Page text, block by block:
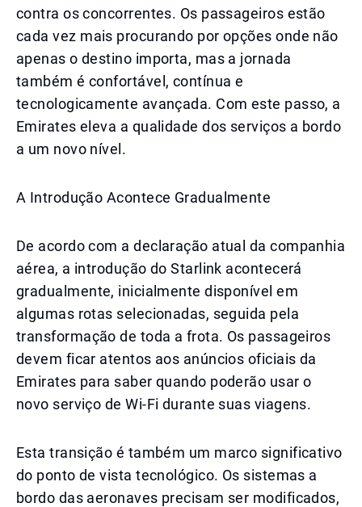
contra os concorrentes. Os passageiros estão
cada vez mais procurando por opções onde não
apenas o destino importa, mas a jornada
também é confortável, contínua e
tecnologicamente avançada. Com este passo, a
Emirates eleva a qualidade dos serviços a bordo
a um novo nível.
A Introdução Acontece Gradualmente
De acordo com a declaração atual da companhia
aérea, a introdução do Starlink acontecerá
gradualmente, inicialmente disponível em
algumas rotas selecionadas, seguida pela
transformação de toda a frota. Os passageiros
devem ficar atentos aos anúncios oficiais da
Emirates para saber quando poderão usar o
novo serviço de Wi-Fi durante suas viagens.
Esta transição é também um marco significativo
do ponto de vista tecnológico. Os sistemas a
bordo das aeronaves precisam ser modificados,